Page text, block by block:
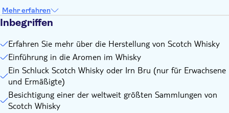
Mehr erfahren
Inbegriffen
Erfahren Sie mehr über die Herstellung von Scotch Whisky
Einführung in die Aromen im Whisky
Ein Schluck Scotch Whisky oder Irn Bru (nur für Erwachsene
und Ermäßigte)
Besichtigung einer der weltweit größten Sammlungen von
Scotch Whisky